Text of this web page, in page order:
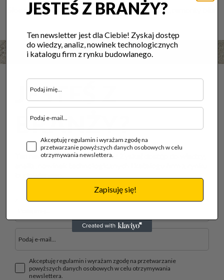
Słowa kluczowe:Magnificent, sufity armstrong, remonty biur
JESTEŚ Z
BRANŻY?
Ten newsletter jest dla Ciebie! Zyskaj dostęp do wiedzy,
Akceptuję regulamin i wyrażam zgodę na przetwarzanie
powyższych danych osobowych w celu otrzymywania
newslettera.
JESTEŚ Z BRANŻY?
Ten newsletter jest dla Ciebie! Zyskaj dostęp
do wiedzy, analiz, nowinek technologicznych
i katalogu firm z rynku budowlanego.
Akceptuję regulamin i wyrażam zgodę na
przetwarzanie powyższych danych osobowych w celu
otrzymywania newslettera.
Zapisuję się!